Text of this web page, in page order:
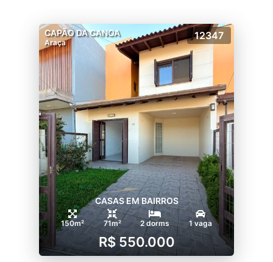
CAPÃO DA CANOA
Araça
12347
CASAS EM BAIRROS
150m² 71m² 2 dorms 1 vaga
R$ 550.000